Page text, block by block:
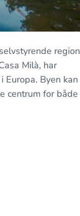
region
Milà, har
Byen kan
centrum for både